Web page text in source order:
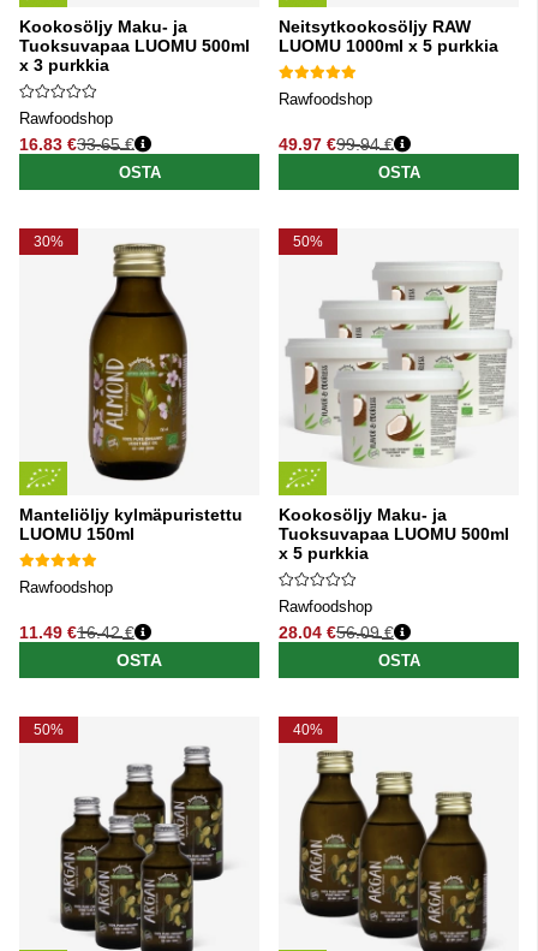
Kookosöljy Maku- ja
Tuoksuvapaa LUOMU 500ml
x 3 purkkia
Rawfoodshop
16.83 €
Normaali hinta
33.65 €
OSTA
Neitsytkookosöljy RAW
LUOMU 1000ml x 5 purkkia
Rawfoodshop
49.97 €
Normaali hinta
99.94 €
OSTA
30%
Manteliöljy kylmäpuristettu
LUOMU 150ml
Rawfoodshop
11.49 €
Normaali hinta
16.42 €
OSTA
50%
Kookosöljy Maku- ja
Tuoksuvapaa LUOMU 500ml
x 5 purkkia
Rawfoodshop
28.04 €
Normaali hinta
56.09 €
OSTA
50% 40%